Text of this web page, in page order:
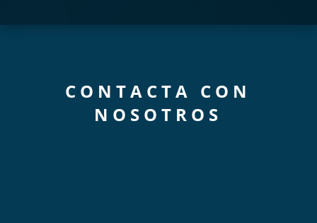
CONTACTA CON
NOSOTROS